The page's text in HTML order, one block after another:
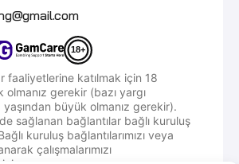
18+
faaliyetlerine katılmak için 18
olmanız gerekir (bazı yargı
büyük olmanız gerekir).
sağlanan bağlantılar bağlı kuruluş
kuruluş bağlantılarımızı veya
çalışmalarımızı